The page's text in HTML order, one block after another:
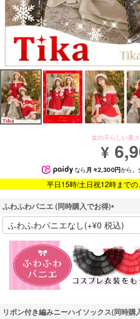
女の子らしい美
¥
なら 月々2,300円から。
平日15時/土日祝12時までの
ふわふわパニエ (同時購入でお得)
(
必
)
リボン付き編みニーハイソックス(同時購